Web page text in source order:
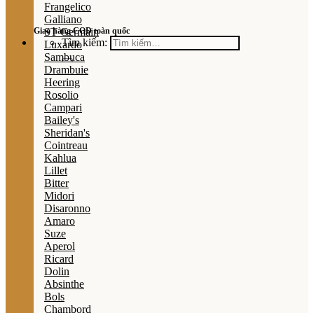
Giao hàng COD toàn quốc
Tìm kiếm:
Frangelico
Galliano
ST Germain
Luxardo
Sambuca
Drambuie
Heering
Rosolio
Campari
Bailey's
Sheridan's
Cointreau
Kahlua
Lillet
Bitter
Midori
Disaronno
Amaro
Suze
Aperol
Ricard
Dolin
Absinthe
Bols
Chambord